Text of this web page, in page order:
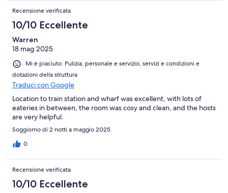
Recensione verificata
10/10 Eccellente
Warren
18 mag 2025
Mi è piaciuto: Pulizia, personale e servizio, servizi e condizioni e
dotazioni della struttura
Traduci con Google
Location to train station and wharf was excellent, with lots of
eateries in between, the room was cosy and clean, and the hosts
are very helpful.
Soggiorno di 2 notti a maggio 2025
0
Recensione verificata
10/10 Eccellente